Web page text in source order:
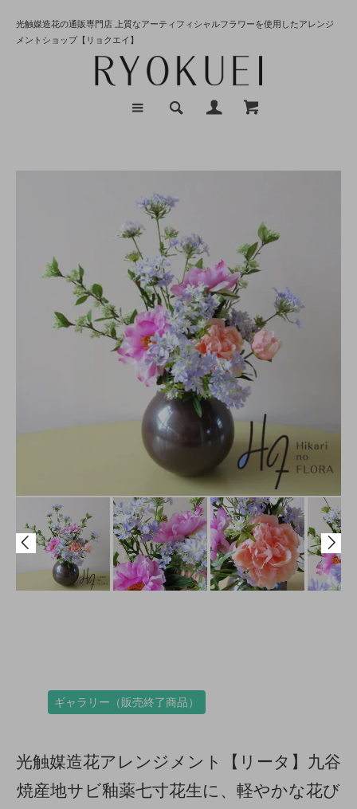
光触媒造花の通販専門店 上質なアーティフィシャルフラワーを使用したアレンジ
メントショップ【リョクエイ】
ギャラリー（販売終了商品）
光触媒造花アレンジメント【リータ】九谷
焼産地サビ釉薬七寸花生に、軽やかな花び